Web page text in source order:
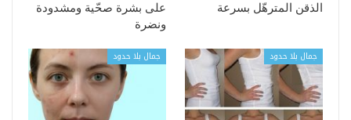
الذقن المترهّل بسرعة
على بشرة صحّية ومشدودة
ونضرة
جمال بلا حدود جمال بلا حدود